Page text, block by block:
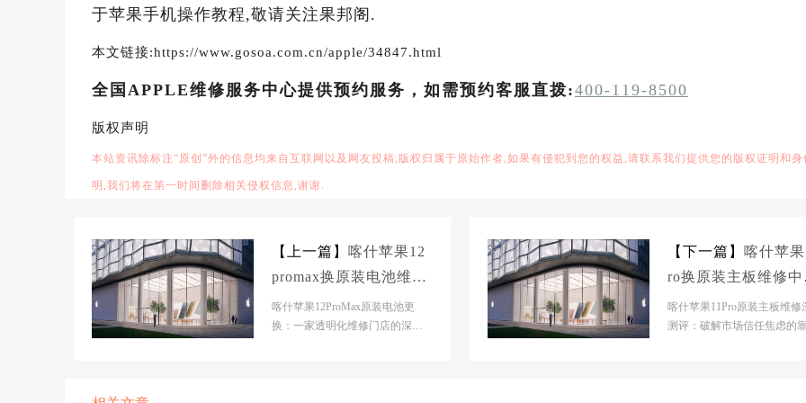
于苹果手机操作教程,敬请关注果邦阁.
本文链接:https://www.gosoa.com.cn/apple/34847.html
全国APPLE维修服务中心提供预约服务，如需预约客服直拨:400-119-8500
版权声明
本站资讯除标注“原创”外的信息均来自互联网以及网友投稿,版权归属于原始作者,如果有侵犯到您的权益,请联系我们提供您的版权证明和身
明,我们将在第一时间删除相关侵权信息,谢谢.
【上一篇】 喀什苹果12
promax换原装电池维修
店大概多少钱
喀什苹果12ProMax原装电池更
换：一家透明化维修门店的深度
【下一篇】 喀什苹
ro换原装主板维修中
大概多少钱
喀什苹果11Pro原装主板维修
测评：破解市场信任焦虑的